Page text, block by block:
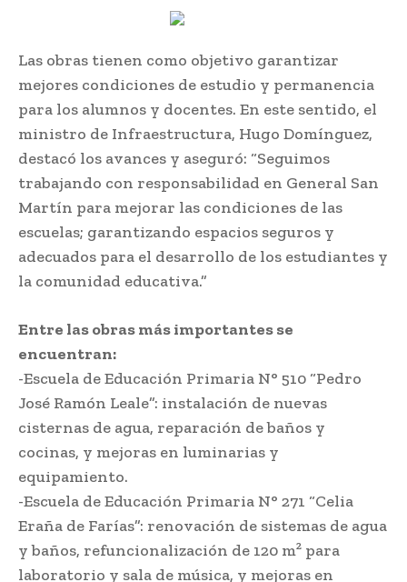
Las obras tienen como objetivo garantizar
mejores condiciones de estudio y permanencia
para los alumnos y docentes. En este sentido, el
ministro de Infraestructura, Hugo Domínguez,
destacó los avances y aseguró: “Seguimos
trabajando con responsabilidad en General San
Martín para mejorar las condiciones de las
escuelas; garantizando espacios seguros y
adecuados para el desarrollo de los estudiantes y
la comunidad educativa.”
Entre las obras más importantes se
encuentran:
-Escuela de Educación Primaria N° 510 “Pedro
José Ramón Leale”: instalación de nuevas
cisternas de agua, reparación de baños y
cocinas, y mejoras en luminarias y
equipamiento.
-Escuela de Educación Primaria N° 271 “Celia
Eraña de Farías”: renovación de sistemas de agua
y baños, refuncionalización de 120 m² para
laboratorio y sala de música, y mejoras en